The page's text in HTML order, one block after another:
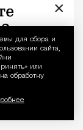
для сбора и
сайта,
или
обработку
по
сначала
×